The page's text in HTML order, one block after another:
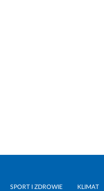
SPORT I ZDROWIE KLIMAT